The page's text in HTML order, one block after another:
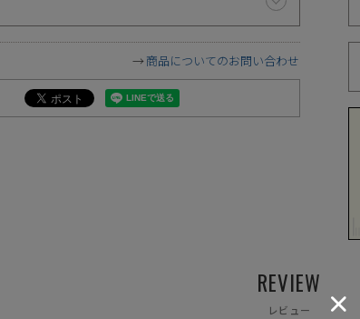
商品についてのお問い合わせ
REVIEW
レビュー
。
る場合があります。予めご了承下さい。
了承下さい。